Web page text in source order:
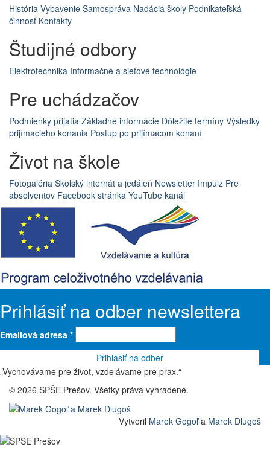
História Vybavenie Samospráva Nadácia školy Podnikateľská
činnosť Kontakty
Študijné odbory
Elektrotechnika Informačné a sieťové technológie
Pre uchádzačov
Podmienky prijatia Základné informácie Dôležité termíny Výsledky
prijímacieho konania Postup po prijímacom konaní
Život na škole
Fotogaléria Školský internát a jedáleň Newsletter Impulz Pre
absolventov Facebook stránka YouTube kanál
Prihlásiť na odber newslettera
Emailová adresa *
„Vychovávame pre život, vzdelávame pre prax.“
© 2026 SPŠE Prešov. Všetky práva vyhradené.
Vytvoril Marek Gogoľa Marek Dlugoš